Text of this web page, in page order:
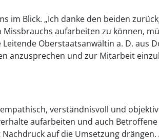
im Blick. „Ich danke den beiden
aufarbeiten zu können,
Oberstaatsanwältin a. D. aus
anzusprechen und zur Mitarbeit
verständnisvoll und
aufarbeiten und auch
auf die Umsetzung drängen.